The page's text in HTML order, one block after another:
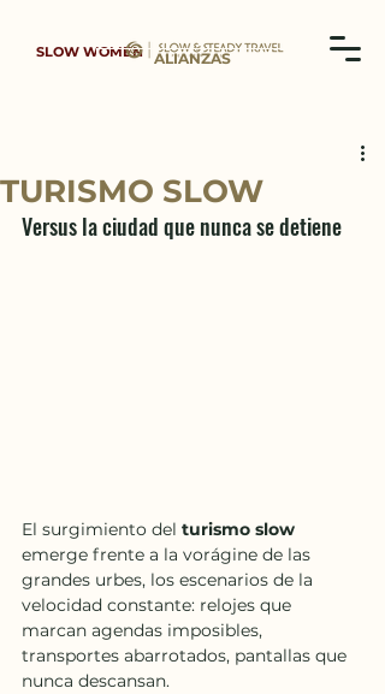
SLOW WOMEN ALIANZAS
TURISMO SLOW
Versus la ciudad que nunca se detiene
El surgimiento del turismo slow
emerge frente a la vorágine de las
grandes urbes, los escenarios de la
velocidad constante: relojes que
marcan agendas imposibles,
transportes abarrotados, pantallas que
nunca descansan.